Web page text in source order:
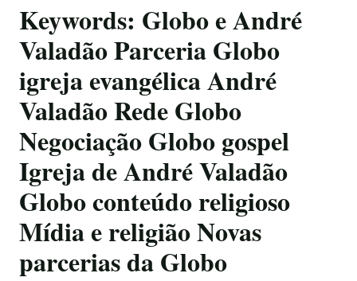
Keywords: Globo e André
Valadão Parceria Globo
igreja evangélica André
Valadão Rede Globo
Negociação Globo gospel
Igreja de André Valadão
Globo conteúdo religioso
Mídia e religião Novas
parcerias da Globo